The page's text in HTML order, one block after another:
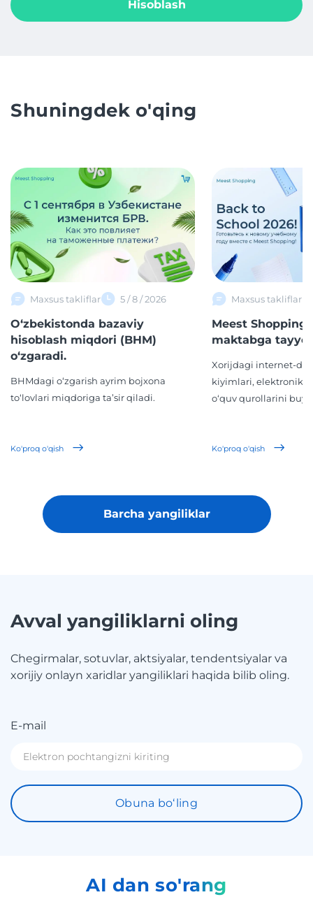
Hisoblash
Shuningdek o'qing
Maxsus takliflar 5 / 8 / 2026
O‘zbekistonda bazaviy
hisoblash miqdori (BHM)
o‘zgaradi.
BHMdagi o‘zgarish ayrim bojxona
to‘lovlari miqdoriga ta’sir qiladi.
Ko'proq o'qish
Maxsus takliflar
Meest Shopping
maktabga
Xorijdagi internet-
kiyimlari, elektronika,
o‘quv qurollarini
Ko'proq o'qish
Barcha yangiliklar
Avval yangiliklarni oling
Chegirmalar, sotuvlar, aktsiyalar, tendentsiyalar va
xorijiy onlayn xaridlar yangiliklari haqida bilib oling.
E-mail
Obuna boʻling
AI dan so'rang